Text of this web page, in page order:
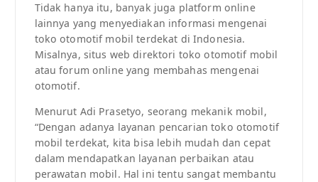
Tidak hanya itu, banyak juga platform online
lainnya yang menyediakan informasi mengenai
toko otomotif mobil terdekat di Indonesia.
Misalnya, situs web direktori toko otomotif mobil
atau forum online yang membahas mengenai
otomotif.
Menurut Adi Prasetyo, seorang mekanik mobil,
“Dengan adanya layanan pencarian toko otomotif
mobil terdekat, kita bisa lebih mudah dan cepat
dalam mendapatkan layanan perbaikan atau
perawatan mobil. Hal ini tentu sangat membantu